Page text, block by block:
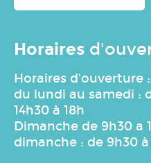
Horaires
Horaires d'ouverture :
du lundi au samedi :
14h30 à 18h
Dimanche de 9h30 a
dimanche : de 9h30 à